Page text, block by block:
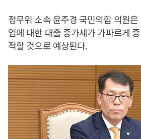
정무위 소속 윤주경 국민의힘 의원
업에 대한 대출 증가세가 가파르게
적할 것으로 예상된다.